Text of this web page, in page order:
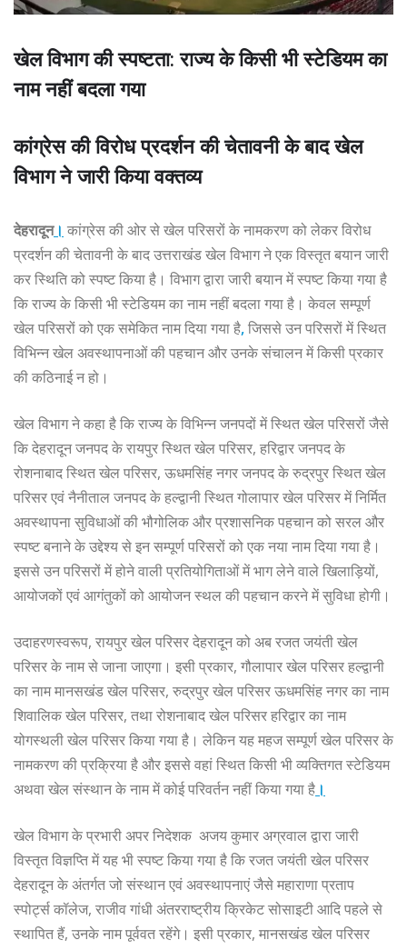
खेल विभाग की स्पष्टता: राज्य के किसी भी स्टेडियम का
नाम नहीं बदला गया
कांग्रेस की विरोध प्रदर्शन की चेतावनी के बाद खेल
विभाग ने जारी किया वक्तव्य
देहरादून। कांग्रेस की ओर से खेल परिसरों के नामकरण को लेकर विरोध
प्रदर्शन की चेतावनी के बाद उत्तराखंड खेल विभाग ने एक विस्तृत बयान जारी
कर स्थिति को स्पष्ट किया है। विभाग द्वारा जारी बयान में स्पष्ट किया गया है
कि राज्य के किसी भी स्टेडियम का नाम नहीं बदला गया है। केवल सम्पूर्ण
खेल परिसरों को एक समेकित नाम दिया गया है,जिससे उन परिसरों में स्थित
विभिन्न खेल अवस्थापनाओं की पहचान और उनके संचालन में किसी प्रकार
की कठिनाई न हो।
खेल विभाग ने कहा है कि राज्य के विभिन्न जनपदों में स्थित खेल परिसरों जैसे
कि देहरादून जनपद के रायपुर स्थित खेल परिसर, हरिद्वार जनपद के
रोशनाबाद स्थित खेल परिसर, ऊधमसिंह नगर जनपद के रुद्रपुर स्थित खेल
परिसर एवं नैनीताल जनपद के हल्द्वानी स्थित गोलापार खेल परिसर में निर्मित
अवस्थापना सुविधाओं की भौगोलिक और प्रशासनिक पहचान को सरल और
स्पष्ट बनाने के उद्देश्य से इन सम्पूर्ण परिसरों को एक नया नाम दिया गया है।
इससे उन परिसरों में होने वाली प्रतियोगिताओं में भाग लेने वाले खिलाड़ियों,
आयोजकों एवं आगंतुकों को आयोजन स्थल की पहचान करने में सुविधा होगी।
उदाहरणस्वरूप, रायपुर खेल परिसर देहरादून को अब रजत जयंती खेल
परिसर के नाम से जाना जाएगा। इसी प्रकार, गौलापार खेल परिसर हल्द्वानी
का नाम मानसखंड खेल परिसर, रुद्रपुर खेल परिसर ऊधमसिंह नगर का नाम
शिवालिक खेल परिसर, तथा रोशनाबाद खेल परिसर हरिद्वार का नाम
योगस्थली खेल परिसर किया गया है। लेकिन यह महज सम्पूर्ण खेल परिसर के
नामकरण की प्रक्रिया है और इससे वहां स्थित किसी भी व्यक्तिगत स्टेडियम
अथवा खेल संस्थान के नाम में कोई परिवर्तन नहीं किया गया है ।
खेल विभाग के प्रभारी अपर निदेशक अजय कुमार अग्रवाल द्वारा जारी
विस्तृत विज्ञप्ति में यह भी स्पष्ट किया गया है कि रजत जयंती खेल परिसर
देहरादून के अंतर्गत जो संस्थान एवं अवस्थापनाएं जैसे महाराणा प्रताप
स्पोर्ट्स कॉलेज, राजीव गांधी अंतरराष्ट्रीय क्रिकेट सोसाइटी आदि पहले से
स्थापित हैं, उनके नाम पूर्ववत रहेंगे। इसी प्रकार, मानसखंड खेल परिसर